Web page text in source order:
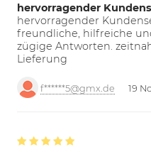
hervorragender
hervorragender
freundliche, hilfreiche
zügige Antworten.
Lieferung
f******5@gmx.de 19